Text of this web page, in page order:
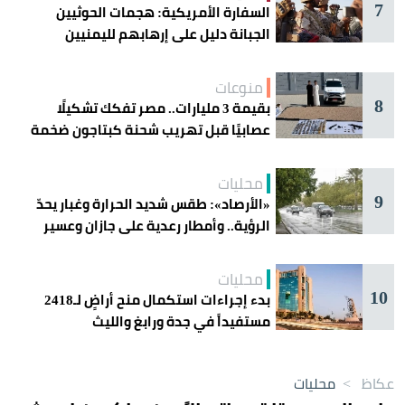
7
السفارة الأمريكية: هجمات الحوثيين
الجبانة دليل على إرهابهم لليمنيين
8
منوعات
بقيمة 3 مليارات.. مصر تفكك تشكيلًا
عصابيًا قبل تهريب شحنة كبتاجون ضخمة
9
محليات
«الأرصاد»: طقس شديد الحرارة وغبار يحدّ
الرؤية.. وأمطار رعدية على جازان وعسير
10
محليات
بدء إجراءات استكمال منح أراضٍ لـ2418
مستفيداً في جدة ورابغ والليث
عكاظ > محليات